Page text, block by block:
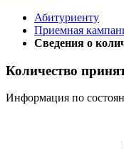
Абитуриенту
Приемная
Сведения о
Количество
Информация по